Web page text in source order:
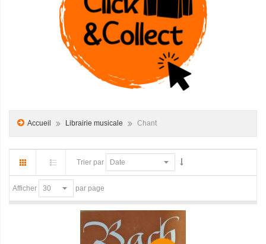
Accueil Librairie musicale Chant
Trier par
Afficher par page